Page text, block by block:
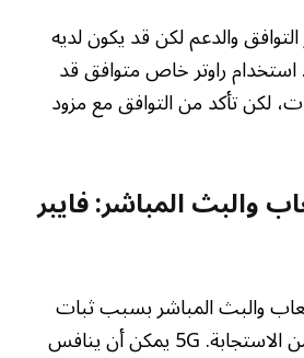
التوافق والدعم لكن قد يكون لديه
استخدام راوتر خاص متوافق قد
لكن تأكد من التوافق مع مزود
والبث المباشر: فايبر
والبث المباشر بسبب ثبات
السرعات وانخفاض زمن الاستجابة. 5G يمكن أن ينافس